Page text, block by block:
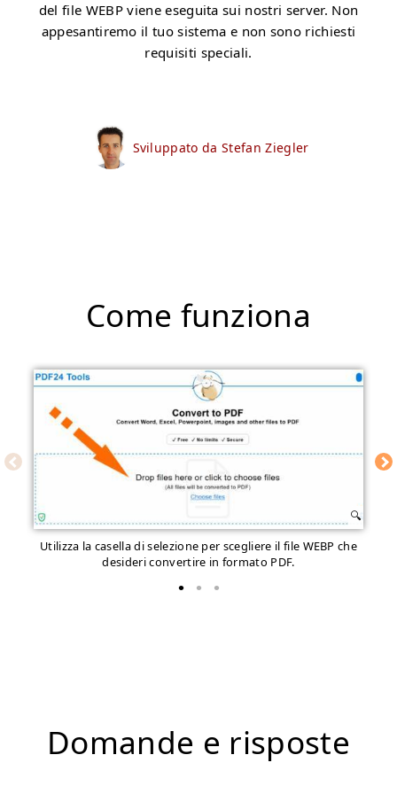
del file WEBP viene eseguita sui nostri server. Non
appesantiremo il tuo sistema e non sono richiesti
requisiti speciali.
Sviluppato da Stefan Ziegler
Come funziona
Utilizza la casella di selezione per scegliere il file WEBP che
desideri convertire in formato PDF.
Domande e risposte